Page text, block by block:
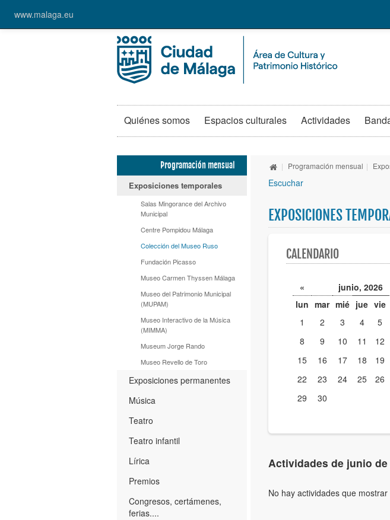
www.malaga.eu
Quiénes somos Espacios culturales Actividades
Programación mensual
Exposiciones temporales
Salas Mingorance del Archivo
Municipal
Centre Pompidou Málaga
Colección del Museo Ruso
Fundación Picasso
Museo Carmen Thyssen Málaga
Museo del Patrimonio Municipal
(MUPAM)
Museo Interactivo de la Música
(MIMMA)
Museum Jorge Rando
Museo Revello de Toro
Exposiciones permanentes
Música
Teatro
Teatro infantil
Lírica
Premios
Congresos, certámenes,
ferias....
| Programación mensual |
Escuchar
EXPOSICIONES
CALENDARIO
« junio, 2026
lun mar mié jue vie
1
2 3 4 5
8
9 10 11 12
15
16 17 18 19
22
23 24 25 26
29
30
Actividades de junio de
No hay actividades que mostrar